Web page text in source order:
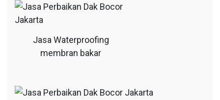
Jasa Waterproofing
membran bakar